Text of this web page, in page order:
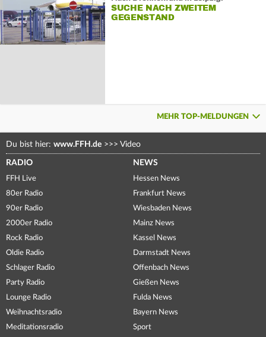
SUCHE NACH ZWEITEM
GEGENSTAND
MEHR TOP-MELDUNGEN
Du bist hier: www.FFH.de >>> Video
RADIO
FFH Live
80er Radio
90er Radio
2000er Radio
Rock Radio
Oldie Radio
Schlager Radio
Party Radio
Lounge Radio
Weihnachtsradio
Meditationsradio
NEWS
Hessen News
Frankfurt News
Wiesbaden News
Mainz News
Kassel News
Darmstadt News
Offenbach News
Gießen News
Fulda News
Bayern News
Sport